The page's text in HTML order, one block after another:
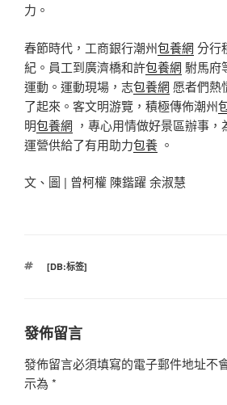
力。
春節時代，工商銀行潮州包養網 分行
紀。員工到廣濟橋和許包養網 駙馬府
運動。運動現場，志包養網 愿者們熱
了起來。客文明游覽，積極傳佈潮州
明包養網 ，專心用情做好景區辦事，
運營供給了有用助力包養 。
文、圖 | 曾柯權 陳鍇躍 余淑慧
標
[DB:标签]
發佈留言
發佈留言必須填寫的電子郵件地址不
示為 *